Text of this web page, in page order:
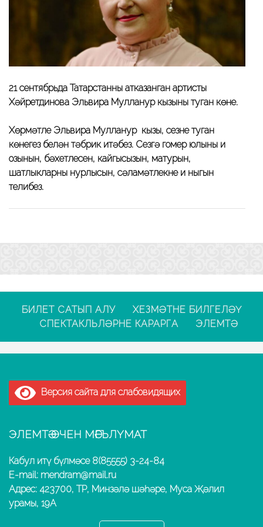
21 сентябрьда Татарстанның атказанган артисты
Хәйретдинова Эльвира Мулланур кызының туган көне.
Хөрмәтле Эльвира Мулланур кызы, сезне туган
көнегез белән тәбрик итәбез. Сезгә гомер юлының иң
озынын, бәхетлесен, кайгысызын, матурын,
шатлыкларның нурлысын, сәламәтлекнең иң ныгын
телибез.
БИЛЕТ САТЫП АЛУ
ХЕЗМӘТНЕ БИЛГЕЛӘҮ
СПЕКТАКЛЬЛӘРНЕ КАРАРГА
ЭЛЕМТӘ
Версия сайта для слабовидящих
ЭЛЕМТӘ ӨЧЕН МӘГЪЛҮМАТ
Кабул итү бүлмәсе 8(85555) 3-24-84
E-mail: mendram@mail.ru
Адрес: 423700, ТР, Минзәлә шәһәре, Муса Җәлил
урамы, 19А